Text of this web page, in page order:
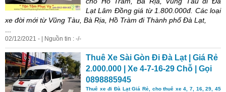
Lạt Lâm Đồnggiá từ 1.800.000đ. Các loại
xe đời mới từ Vũng Tàu, Bà Rịa, Hồ Tràm đi Thành phố Đà Lạt,
02/12/2021 - | Nguồn tin : -/-
Thuê Xe Sài Gòn Đi Đà Lạt | Giá Rẻ
2.000.000 | Xe 4-7-16-29 Chỗ | Gọi
0898885945
Thuê xe đi Đà LạtGiá Rẻ, cho thuê xe 4, 7, 16, 29, 45